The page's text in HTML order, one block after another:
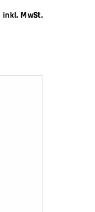
inkl. MwSt.